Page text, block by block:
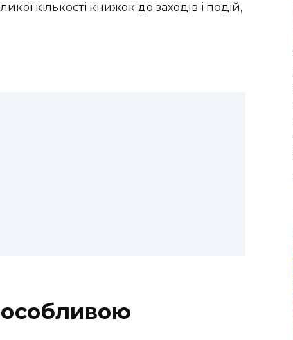
кількості книжок до заходів і подій,